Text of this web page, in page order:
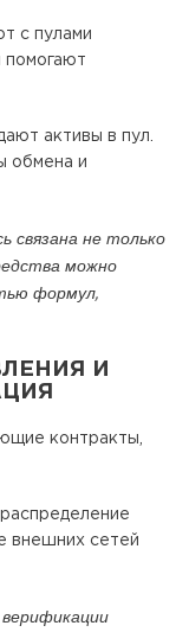
с пулами
помогают
активы в пул.
обмена и
связана не только
можно
формул,
И
контракты,
внешних сетей